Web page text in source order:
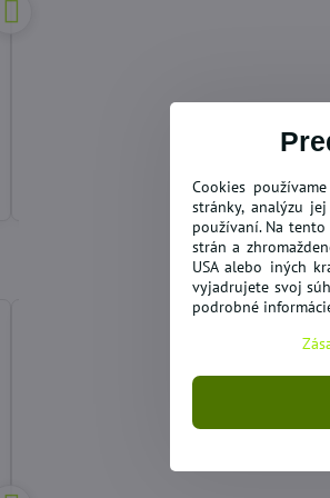
Korektor fixátor Hallux Valgus
Do košíka
Cookies
stránky, analýzu
používaní. Na
strán a
USA alebo iných
vyjadrujete svoj
podrobné